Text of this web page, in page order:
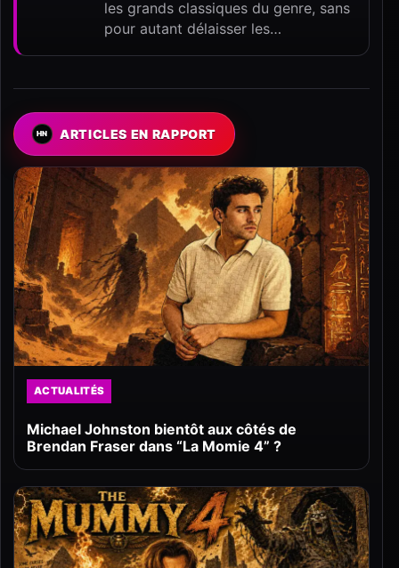
les grands classiques du genre, sans
pour autant délaisser les…
ARTICLES EN RAPPORT
ACTUALITÉS
Michael Johnston bientôt aux côtés de
Brendan Fraser dans “La Momie 4” ?